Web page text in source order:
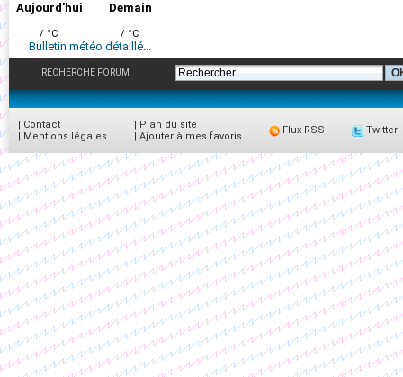
Aujourd'hui
/ °C
Demain
/ °C
Bulletin météo détaillé...
RECHERCHE FORUM
| Contact
| Mentions légales
| Plan du site
| Ajouter à mes favoris
Flux RSS Twitter